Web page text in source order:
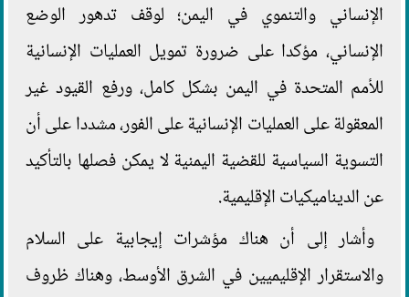
الإنساني والتنموي في اليمن؛ لوقف تدهور الوضع
الإنساني، مؤكدا على ضرورة تمويل العمليات الإنسانية
للأمم المتحدة في اليمن بشكل كامل، ورفع القيود غير
المعقولة على العمليات الإنسانية على الفور، مشددا على أن
التسوية السياسية للقضية اليمنية لا يمكن فصلها بالتأكيد
عن الديناميكيات الإقليمية.
وأشار إلى أن هناك مؤشرات إيجابية على السلام
والاستقرار الإقليميين في الشرق الأوسط، وهناك ظروف